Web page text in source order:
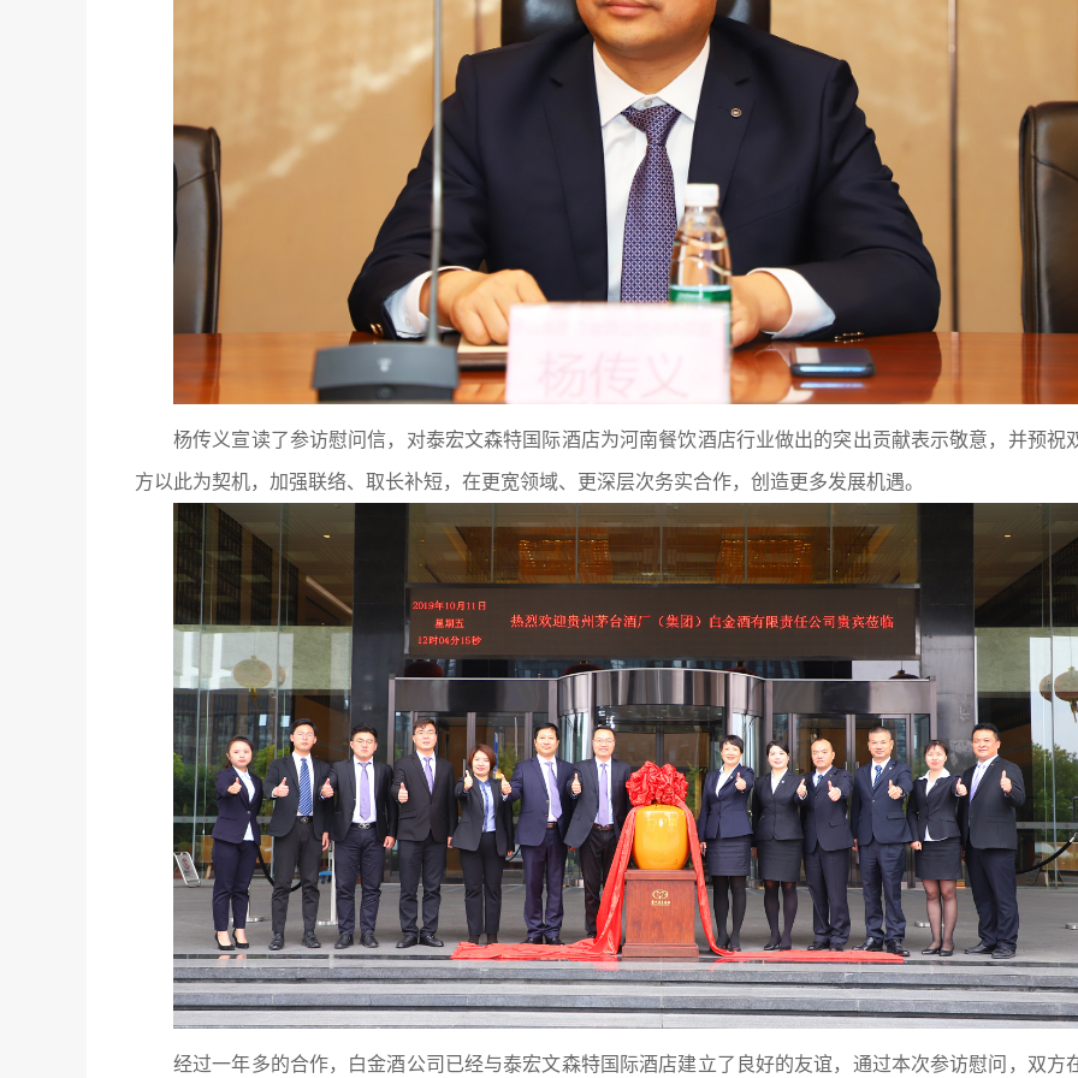
杨传义宣读了参访慰问信，对泰宏文森特国际酒店为河南餐饮酒店行业做出的突出贡献表示敬意，并预祝
方以此为契机，加强联络、取长补短，在更宽领域、更深层次务实合作，创造更多发展机遇。
经过一年多的合作，白金酒公司已经与泰宏文森特国际酒店建立了良好的友谊，通过本次参访慰问，双方